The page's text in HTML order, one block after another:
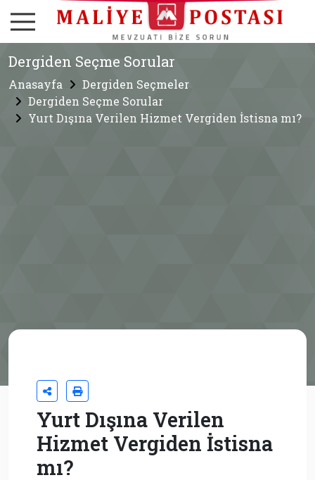
Dergiden Seçme Sorular
Anasayfa
Dergiden Seçmeler
Dergiden Seçme Sorular
Yurt Dışına Verilen Hizmet Vergiden İstisna mı?
Yurt Dışına Verilen
Hizmet Vergiden İstisna
mı?